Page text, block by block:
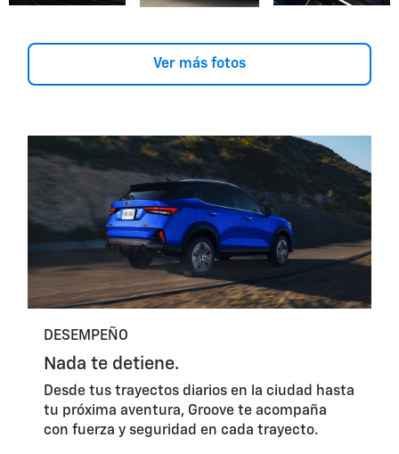
Ver más fotos
DESEMPEÑO
Nada te detiene.
Desde tus trayectos diarios en la ciudad hasta
tu próxima aventura, Groove te acompaña
con fuerza y seguridad en cada trayecto.